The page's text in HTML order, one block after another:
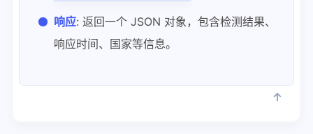
响应: 返回一个 JSON 对象，包含检测结果、
响应时间、国家等信息。